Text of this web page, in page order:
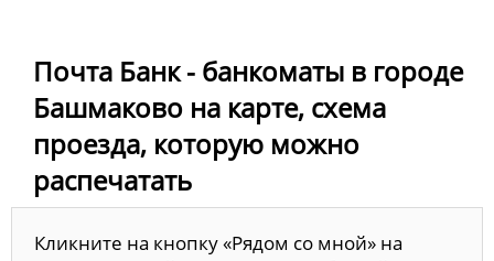
Почта Банк - банкоматы в городе
Башмаково на карте, схема
проезда, которую можно
распечатать
Кликните на кнопку «Рядом со мной» на